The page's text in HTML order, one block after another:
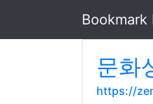
Bookmark
문화
https://